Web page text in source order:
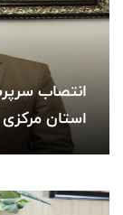
انتصاب
استان مرکزی